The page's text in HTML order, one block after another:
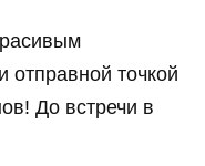
точкой
До встречи в